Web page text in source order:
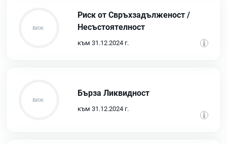
Риск от Свръхзадълженост /
Несъстоятелност
към 31.12.2024 г.
Бърза Ликвидност
към 31.12.2024 г.